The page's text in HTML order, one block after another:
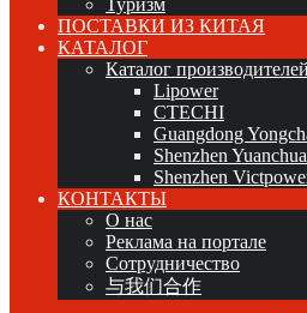
Туризм
ПОСТАВКИ ИЗ КИТАЯ
КАТАЛОГ
Каталог
Lipower
CTECHI
Guangdong
Shenzhen
Shenzhen
КОНТАКТЫ
О нас
Реклама на портале
Сотрудничество
与我们合作